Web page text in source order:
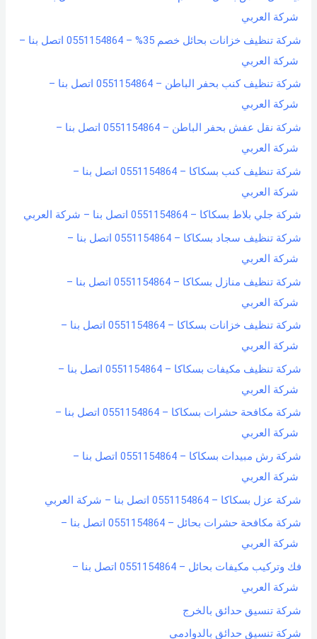
شركة العربي
شركة تنظيف خزانات بحائل خصم 35% – 0551154864 اتصل بنا –
شركة العربي
شركة تنظيف كنب بحفر الباطن – 0551154864 اتصل بنا –
شركة العربي
شركة نقل عفش بحفر الباطن – 0551154864 اتصل بنا –
شركة العربي
شركة تنظيف كنب بسكاكا – 0551154864 اتصل بنا –
شركة العربي
شركة جلي بلاط بسكاكا – 0551154864 اتصل بنا – شركة العربي
شركة تنظيف سجاد بسكاكا – 0551154864 اتصل بنا –
شركة العربي
شركة تنظيف منازل بسكاكا – 0551154864 اتصل بنا –
شركة العربي
شركة تنظيف خزانات بسكاكا – 0551154864 اتصل بنا –
شركة العربي
شركة تنظيف مكيفات بسكاكا – 0551154864 اتصل بنا –
شركة العربي
شركة مكافحة حشرات بسكاكا – 0551154864 اتصل بنا –
شركة العربي
شركة رش مبيدات بسكاكا – 0551154864 اتصل بنا –
شركة العربي
شركة عزل بسكاكا – 0551154864 اتصل بنا – شركة العربي
شركة مكافحة حشرات بحائل – 0551154864 اتصل بنا –
شركة العربي
فك وتركيب مكيفات بحائل – 0551154864 اتصل بنا –
شركة العربي
شركة تنسيق حدائق بالخرج
شركة تنسيق حدائق بالدوادمي